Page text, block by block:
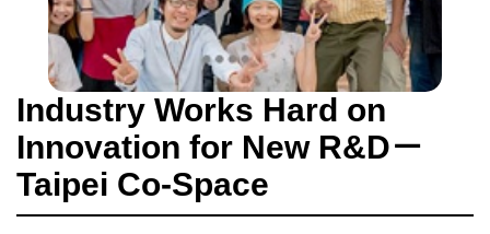
Industry Works Hard on
Innovation for New R&D－
Taipei Co-Space